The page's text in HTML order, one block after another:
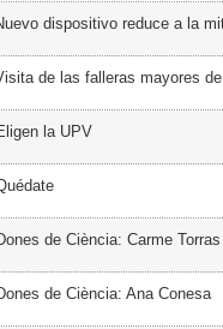
dispositivo reduce a la
de las falleras mayores
la UPV
de Ciència: Carme Torras
de Ciència: Ana Conesa